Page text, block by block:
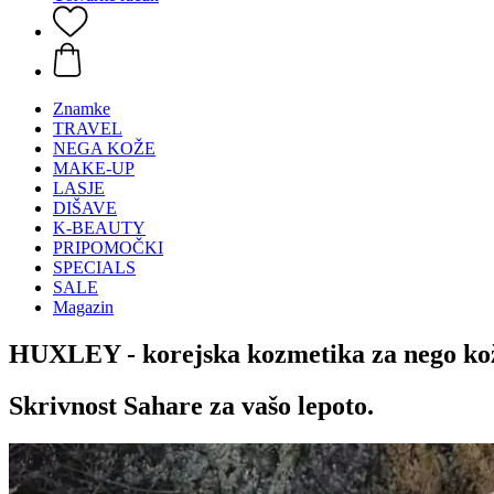
Znamke
TRAVEL
NEGA KOŽE
MAKE-UP
LASJE
DIŠAVE
K-BEAUTY
PRIPOMOČKI
SPECIALS
SALE
Magazin
HUXLEY - korejska kozmetika za nego
Skrivnost Sahare za vašo lepoto.